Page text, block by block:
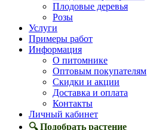
Плодовые деревья
Розы
Услуги
Примеры работ
Информация
О питомнике
Оптовым покупателям
Скидки и акции
Доставка и оплата
Контакты
Личный кабинет
🔍 Подобрать растение